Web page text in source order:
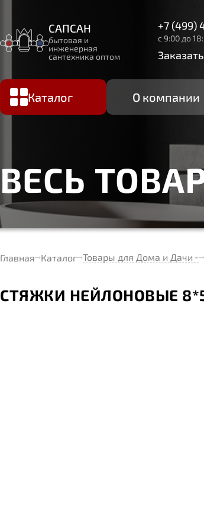
САПСАН
бытовая и
инженерная
сантехника оптом
+7 (499)
с 9:00 до
Каталог О компании
ВЕСЬ
Главная Каталог Товары для Дома и Дачи
СТЯЖКИ НЕЙЛОНОВЫЕ